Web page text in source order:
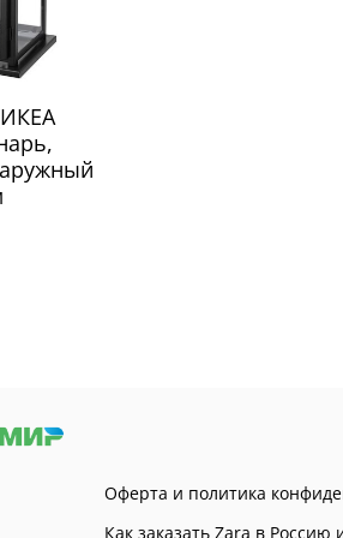
Оферта и политика
Как заказать Zara в Россию